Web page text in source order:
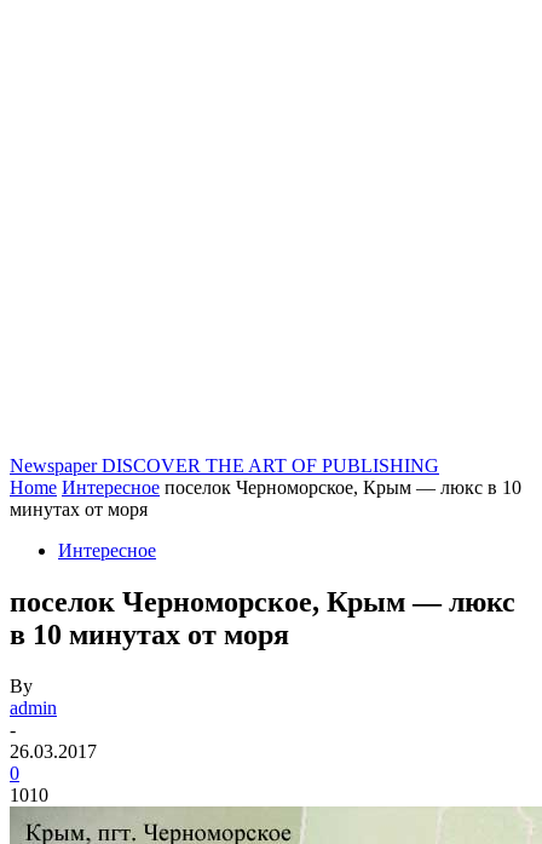
Newspaper DISCOVER THE ART OF PUBLISHING
Home Интересное поселок Черноморское, Крым — люкс в 10
минутах от моря
Интересное
поселок Черноморское, Крым — люкс
в 10 минутах от моря
By
admin
-
26.03.2017
0
1010